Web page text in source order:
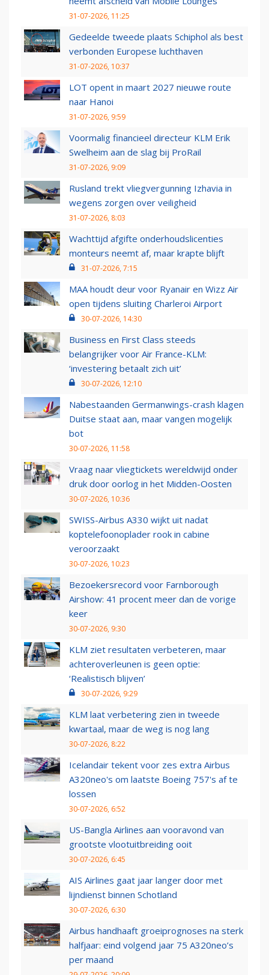
31-07-2026, 11:25
Gedeelde tweede plaats Schiphol als best
verbonden Europese luchthaven
31-07-2026, 10:37
LOT opent in maart 2027 nieuwe route
naar Hanoi
31-07-2026, 9:59
Voormalig financieel directeur KLM Erik
Swelheim aan de slag bij ProRail
31-07-2026, 9:09
Rusland trekt vliegvergunning Izhavia in
wegens zorgen over veiligheid
31-07-2026, 8:03
Wachttijd afgifte onderhoudslicenties
monteurs neemt af, maar krapte blijft
31-07-2026, 7:15
MAA houdt deur voor Ryanair en Wizz Air
open tijdens sluiting Charleroi Airport
30-07-2026, 14:30
Business en First Class steeds
belangrijker voor Air France-KLM:
‘investering betaalt zich uit’
30-07-2026, 12:10
Nabestaanden Germanwings-crash klagen
Duitse staat aan, maar vangen mogelijk
bot
30-07-2026, 11:58
Vraag naar vliegtickets wereldwijd onder
druk door oorlog in het Midden-Oosten
30-07-2026, 10:36
SWISS-Airbus A330 wijkt uit nadat
koptelefoonoplader rook in cabine
veroorzaakt
30-07-2026, 10:23
Bezoekersrecord voor Farnborough
Airshow: 41 procent meer dan de vorige
keer
30-07-2026, 9:30
KLM ziet resultaten verbeteren, maar
achteroverleunen is geen optie:
‘Realistisch blijven’
30-07-2026, 9:29
KLM laat verbetering zien in tweede
kwartaal, maar de weg is nog lang
30-07-2026, 8:22
Icelandair tekent voor zes extra Airbus
A320neo's om laatste Boeing 757's af te
lossen
30-07-2026, 6:52
US-Bangla Airlines aan vooravond van
grootste vlootuitbreiding ooit
30-07-2026, 6:45
AIS Airlines gaat jaar langer door met
lijndienst binnen Schotland
30-07-2026, 6:30
Airbus handhaaft groeiprognoses na sterk
halfjaar: eind volgend jaar 75 A320neo’s
per maand